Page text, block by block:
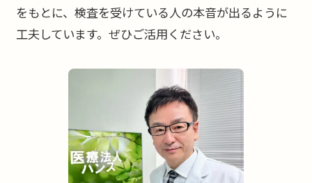
をもとに、検査を受けている人の本音が出るように
工夫しています。ぜひご活用ください。